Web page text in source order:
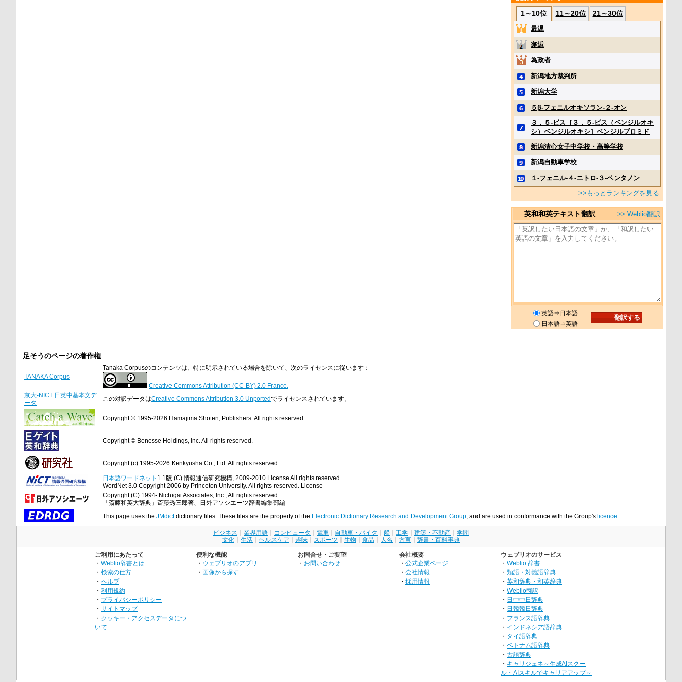
1～10位
11～20位 21～30位
最遅
邂逅
為政者
新潟地方裁判所
新潟大学
５β‐フェニルオキソラン‐２‐オン
３，５‐ビス［３，５‐ビス（ベンジルオキ
シ）ベンジルオキシ］ベンジルブロミド
新潟清心女子中学校・高等学校
新潟自動車学校
１‐フェニル‐４‐ニトロ‐３‐ペンタノン
>>もっとランキングを見る
英和和英テキスト翻訳 >> Weblio翻訳
英語⇒日本語
日本語⇒英語
足そうのページの著作権
TANAKA Corpus
Tanaka Corpusのコンテンツは、特に明示されている場合を除いて、次のライセンスに従います：
Creative Commons Attribution (CC-BY) 2.0 France.
京大-NICT 日英中基本文デ
ータ
この対訳データはCreative Commons Attribution 3.0 Unportedでライセンスされています。
Copyright © 1995-2026 Hamajima Shoten, Publishers. All rights reserved.
Copyright © Benesse Holdings, Inc. All rights reserved.
Copyright (c) 1995-2026 Kenkyusha Co., Ltd. All rights reserved.
日本語ワードネット 1.1版 (C) 情報通信研究機構, 2009-2010 License All rights reserved.
WordNet 3.0 Copyright 2006 by Princeton University. All rights reserved. License
Copyright (C) 1994- Nichigai Associates, Inc., All rights reserved.
「斎藤和英大辞典」斎藤秀三郎著、日外アソシエーツ辞書編集部編
This page uses the JMdictdictionary files. These files are the property of the Electronic Dictionary Research and Development Group , and are used in conformance with the Group's licence
ビジネス 業界用語 コンピュータ 電車 自動車・バイク 船 工学 建築・不動産
学問
文化
生活 ヘルスケア 趣味 スポーツ 生物 食品 人名 方言 辞書・百科事典
ご利用にあたって
・ Weblio辞書とは
・ 検索の仕方
・ ヘルプ
・ 利用規約
・ プライバシーポリシー
・ サイトマップ
・ クッキー・アクセスデータにつ
いて
便利な機能
・ ウェブリオのアプリ
・ 画像から探す
お問合せ・ご要望
・ お問い合わせ
会社概要
・ 公式企業ページ
・ 会社情報
・ 採用情報
ウェブリオのサービス
・ Weblio 辞書
・ 類語・対義語辞典
・ 英和辞典・和英辞典
・ Weblio翻訳
・ 日中中日辞典
・ 日韓韓日辞典
・ フランス語辞典
・ インドネシア語辞典
・ タイ語辞典
・ ベトナム語辞典
・ 古語辞典
・ キャリジェネ～生成AIスクー
ル・AIスキルでキャリアアップ～